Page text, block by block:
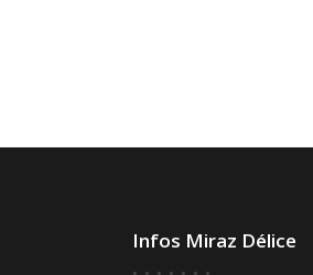
Infos Miraz Délice